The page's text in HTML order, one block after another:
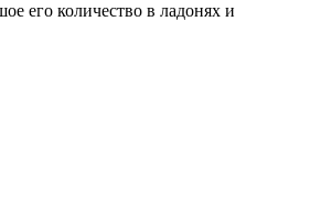
его количество в ладонях и